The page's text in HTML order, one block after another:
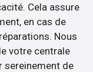
Cela assure
en cas de
Nous
votre centrale
sereinement de